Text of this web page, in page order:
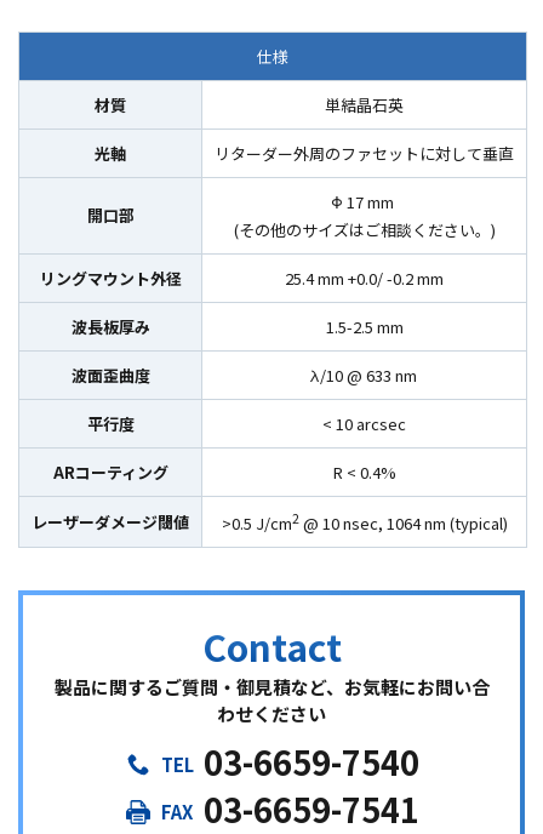
仕様
材質 単結晶石英
光軸 リターダー外周のファセットに対して垂直
開口部
Φ 17 mm
(その他のサイズはご相談ください。)
リングマウント外径 25.4 mm +0.0/ -0.2 mm
波長板厚み 1.5-2.5 mm
波面歪曲度 λ/10 @ 633 nm
平行度 < 10 arcsec
ARコーティング R < 0.4%
レーザーダメージ閾値 >0.5 J/cm2@ 10 nsec, 1064 nm (typical)
製品に関するご質問・御見積など、お気軽にお問い合
わせください
03-6659-7540
03-6659-7541